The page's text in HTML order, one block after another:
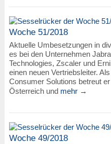
Woche 51/2018
Aktuelle Umbesetzungen in
es bei den Unternehmen
Technologies, Zscaler und
einen neuen Vertriebsleiter.
Consumer Solutions betreut
Österreich und mehr →
Woche 49/2018